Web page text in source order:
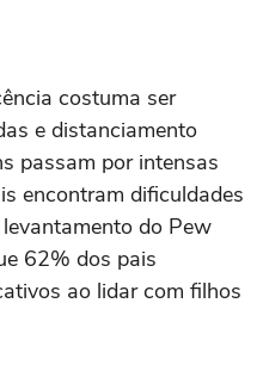
costuma ser
e distanciamento
passam por intensas
encontram dificuldades
do Pew
62% dos pais
ao lidar com filhos